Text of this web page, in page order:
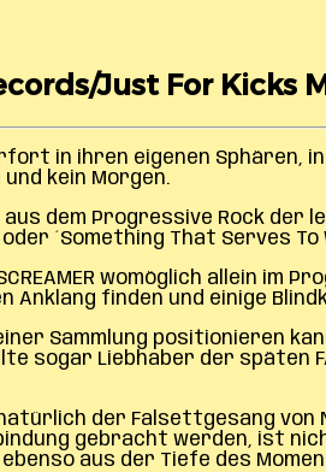
Just For Kicks
in ihren eigenen
kein Morgen.
dem Progressive Rock der
´Something That Serves To
womöglich allein im
Anklang finden und einige
Sammlung positionieren
sogar Liebhaber der späten
der Falsettgesang von
gebracht werden,
ebenso aus der Tiefe des